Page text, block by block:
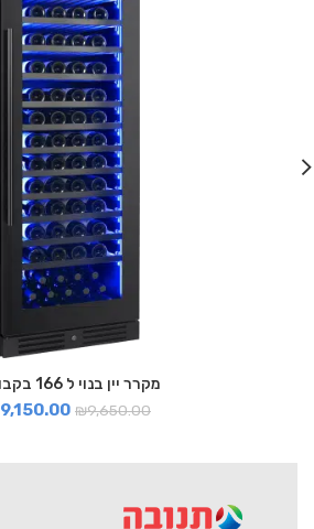
מקרר יין בנוי ל 166 בקבוקים
₪9,650.00
9,150.00